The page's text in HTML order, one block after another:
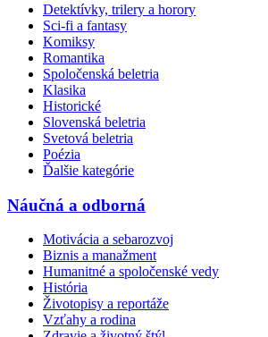
Detektívky, trilery a horory
Sci-fi a fantasy
Komiksy
Romantika
Spoločenská beletria
Klasika
Historické
Slovenská beletria
Svetová beletria
Poézia
Ďalšie kategórie
Náučná a odborná
Motivácia a sebarozvoj
Biznis a manažment
Humanitné a spoločenské vedy
História
Životopisy a reportáže
Vzťahy a rodina